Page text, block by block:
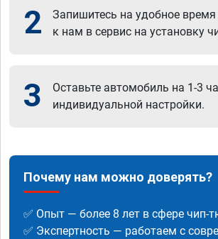
2
Запишитесь на удобное
к нам в сервис на установку
3
Оставьте автомобиль на 1-3
индивидуальной настройки.
Почему нам можно доверять?
✅ Опыт — более 8 лет в сфере чип-
✅ Экспертность — работаем с